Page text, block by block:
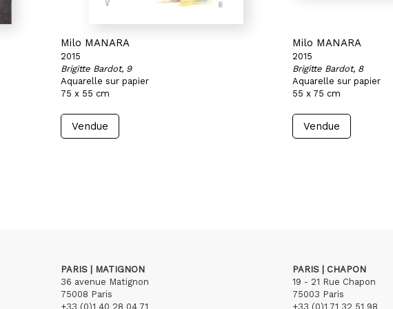
Milo MANARA
2015
Brigitte Bardot, 9
Aquarelle sur papier
75 x 55 cm
Vendue
Milo MANARA
2015
Brigitte Bardot, 8
Aquarelle sur papier
55 x 75 cm
Vendue
PARIS | MATIGNON
36 avenue Matignon
75008 Paris
+33 (0)1 40 28 04 71
PARIS | CHAPON
19 - 21 Rue Chapon
75003 Paris
+33 (0)1 71 32 51 98